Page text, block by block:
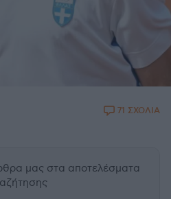
71 ΣΧΟΛΙΑ
μας στα αποτελέσματα